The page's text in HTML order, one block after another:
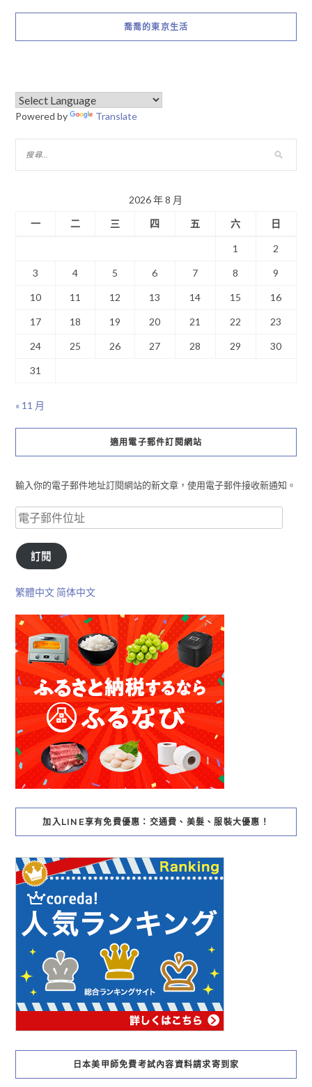
喬喬的東京生活
Powered by Translate
2026 年 8 月
一
二 三 四 五 六 日
1 2
3 4 5 6 7 8 9
10 11 12 13 14 15 16
17 18 19 20 21 22 23
24 25 26 27 28 29 30
31
« 11 月
適用電子郵件訂閱網站
輸入你的電子郵件地址訂閱網站的新文章，使用電子郵件接收新通知。
訂閱
繁體中文 简体中文
加入LINE享有免費優惠：交通費、美髮、服裝大優惠！
日本美甲師免費考試內容資料請求寄到家